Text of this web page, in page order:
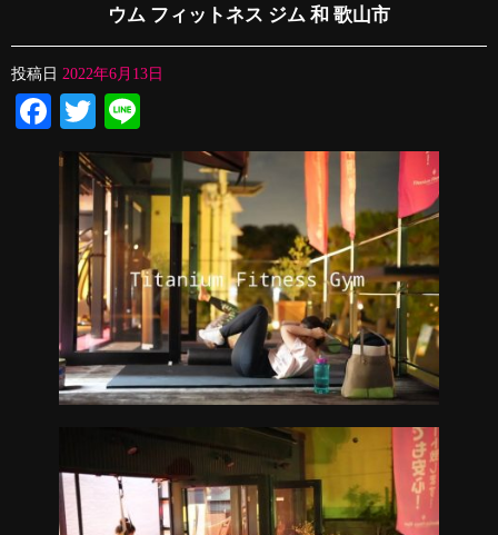
ウム フィットネス ジム 和 歌山市
投稿日 2022年6月13日
Facebook
Twitter